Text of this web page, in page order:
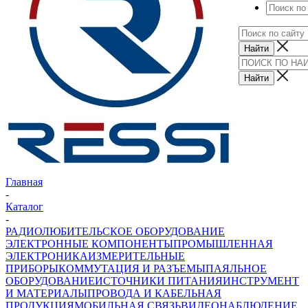
Главная
-
Каталог
-
РАДИОЛЮБИТЕЛЬСКОЕ ОБОРУДОВАНИЕ
ЭЛЕКТРОННЫЕ КОМПОНЕНТЫПРОМЫШЛЕННАЯ
ЭЛЕКТРОНИКАИЗМЕРИТЕЛЬНЫЕ
ПРИБОРЫКОММУТАЦИЯ И РАЗЪЕМЫПАЯЛЬНОЕ
ОБОРУДОВАНИЕИСТОЧНИКИ ПИТАНИЯИНСТРУМЕНТ
И МАТЕРИАЛЫПРОВОДА И КАБЕЛЬНАЯ
ПРОДУКЦИЯМОБИЛЬНАЯ СВЯЗЬВИДЕОНАБЛЮДЕНИЕ